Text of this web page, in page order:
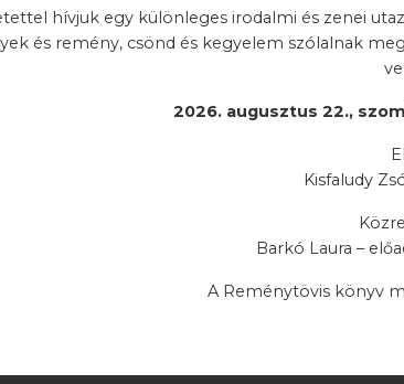
hívjuk egy különleges irodalmi és zenei
és remény, csönd és kegyelem szólalnak
2026. augusztus 22.,
Kisfaludy
Barkó Laura –
A Reménytövis könyv